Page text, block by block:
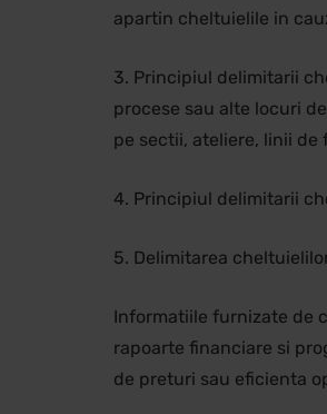
apartin cheltuielile in
3. Principiul delimitarii
procese sau alte locuri
pe sectii, ateliere, linii de
4. Principiul delimitarii
5. Delimitarea
Informatiile furnizate de
rapoarte financiare si
de preturi sau eficienta